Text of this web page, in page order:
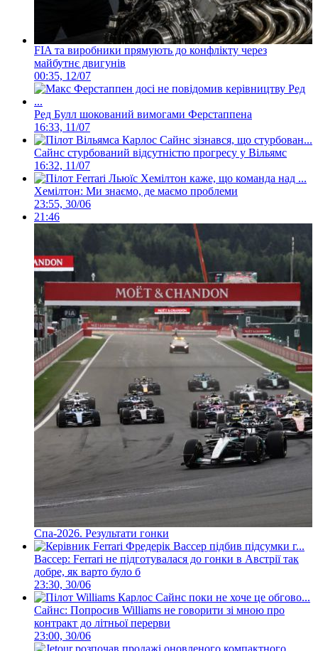
FIA та виробники прямують до конфлікту через
майбутнє двигунів
00:35, 12/07
Ред Булл шокований вимогами Ферстаппена
16:33, 11/07
Сайнс стурбований відсутністю прогресу у Вільямс
16:32, 11/07
Хемілтон: Ми знаємо, де маємо проблеми
23:55, 30/06
21:46
Спа-2026. Результати гонки
Вассер: Ferrari не підготувалася до гонки в Австрії так
добре, як варто було б
23:30, 30/06
Сайнс: Попросив Williams не говорити зі мною про
контракт до літньої перерви
23:00, 30/06